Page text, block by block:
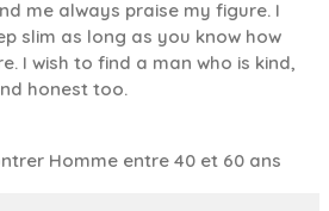
me always praise my figure. I
slim as long as you know how
I wish to find a man who is kind,
honest too.
Homme entre 40 et 60 ans